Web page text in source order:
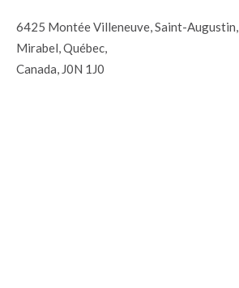
6425 Montée Villeneuve, Saint-Augustin,
Mirabel, Québec,
Canada, J0N 1J0